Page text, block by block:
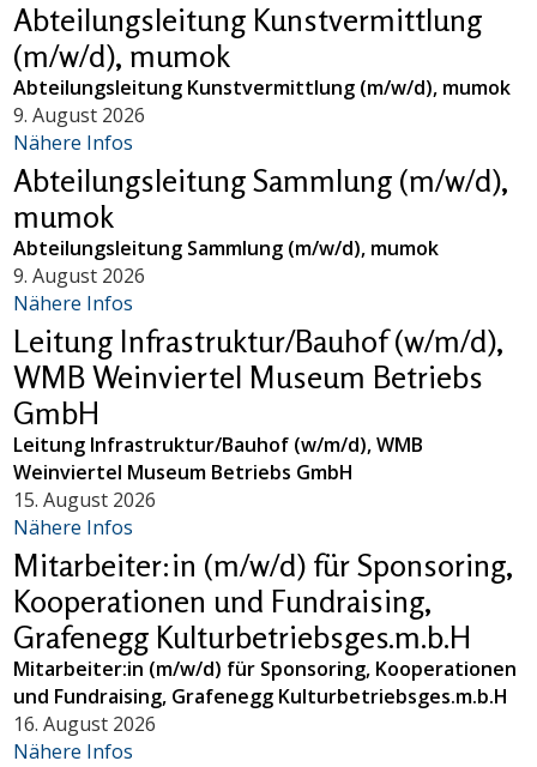
Abteilungsleitung Kunstvermittlung
(m/w/d), mumok
Abteilungsleitung Kunstvermittlung (m/w/d), mumok
9. August 2026
Nähere Infos
Abteilungsleitung Sammlung (m/w/d),
mumok
Abteilungsleitung Sammlung (m/w/d), mumok
9. August 2026
Nähere Infos
Leitung Infrastruktur/Bauhof (w/m/d),
WMB Weinviertel Museum Betriebs
GmbH
Leitung Infrastruktur/Bauhof (w/m/d), WMB
Weinviertel Museum Betriebs GmbH
15. August 2026
Nähere Infos
Mitarbeiter:in (m/w/d) für Sponsoring,
Kooperationen und Fundraising,
Grafenegg Kulturbetriebsges.m.b.H
Mitarbeiter:in (m/w/d) für Sponsoring, Kooperationen
und Fundraising, Grafenegg Kulturbetriebsges.m.b.H
16. August 2026
Nähere Infos